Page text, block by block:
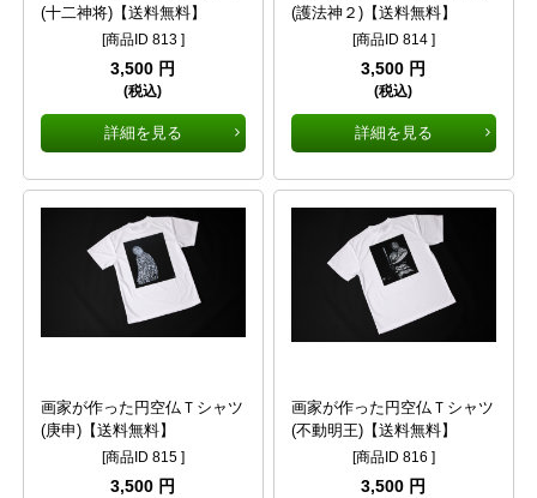
(十二神将)【送料無料】
[商品ID 813 ]
3,500 円
(税込)
詳細を見る
(護法神２)【送料無料】
[商品ID 814 ]
3,500 円
(税込)
詳細を見る
画家が作った円空仏Ｔシャツ
(庚申)【送料無料】
[商品ID 815 ]
3,500 円
画家が作った円空仏Ｔシャツ
(不動明王)【送料無料】
[商品ID 816 ]
3,500 円